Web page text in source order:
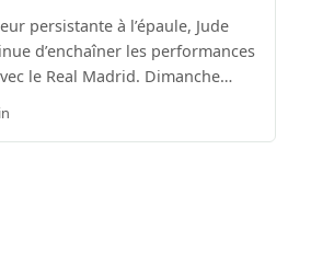
persistante à l’épaule, Jude
d’enchaîner les performances
le Real Madrid. Dimanche…